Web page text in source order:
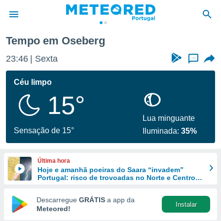
da
foi
fornecidas
a este
das
e
forma
digital
Tempo em Oseberg
23:46 Sexta ...
Céu limpo
15°
Sensação de 15°
Lua minguante
Iluminada:35%
Última hora
Hoje e amanhã poeiras do Saara “invadem”
Portugal: risco de trovoadas no Norte e Centro
Descarregue GRÁTIS a app da
Meteored!
Instalar